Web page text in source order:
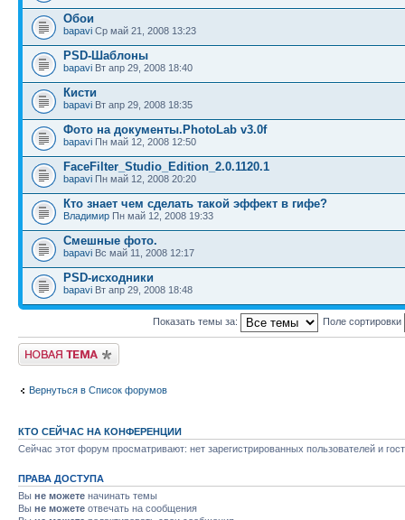
Обои
bapavi Ср май 21, 2008 13:23
PSD-Шаблоны
bapavi Вт апр 29, 2008 18:40
Кисти
bapavi Вт апр 29, 2008 18:35
Фото на документы.PhotoLab v3.0f
bapavi Пн май 12, 2008 12:50
FaceFilter_Studio_Edition_2.0.1120.1
bapavi Пн май 12, 2008 20:20
Кто знает чем сделать такой эффект в гифе?
Владимир Пн май 12, 2008 19:33
Смешные фото.
bapavi Вс май 11, 2008 12:17
PSD-исходники
bapavi Вт апр 29, 2008 18:48
Показать темы за: Поле сортировки
Новая тема
Вернуться в Список форумов
КТО СЕЙЧАС НА КОНФЕРЕНЦИИ
Сейчас этот форум просматривают: нет зарегистрированных пользователей и
ПРАВА ДОСТУПА
Вы не можете начинать темы
Вы не можете отвечать на сообщения